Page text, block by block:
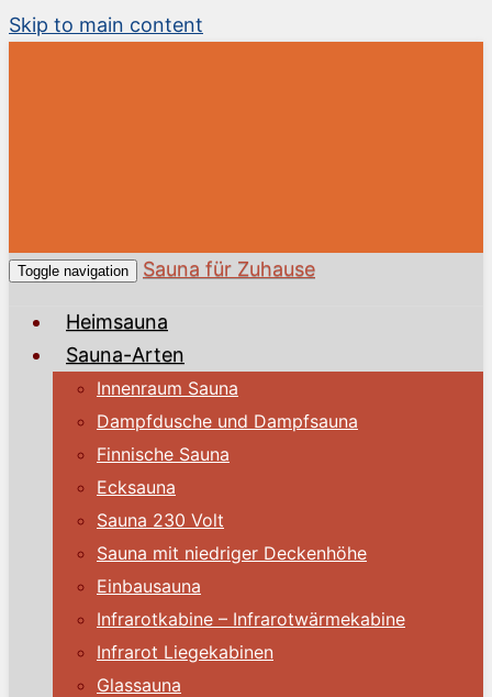
Skip to main content
Toggle navigation Sauna für Zuhause
Heimsauna
Sauna-Arten
Innenraum Sauna
Dampfdusche und Dampfsauna
Finnische Sauna
Ecksauna
Sauna 230 Volt
Sauna mit niedriger Deckenhöhe
Einbausauna
Infrarotkabine – Infrarotwärmekabine
Infrarot Liegekabinen
Glassauna